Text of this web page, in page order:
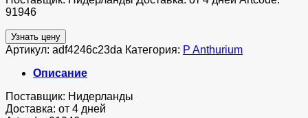
91946
Узнать цену
Артикул: adf4246c23da Категория: P Anthurium
Описание
Поставщик: Нидерланды
Доставка: от 4 дней